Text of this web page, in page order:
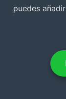
puedes